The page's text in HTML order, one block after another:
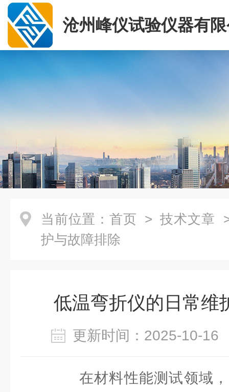
沧州峰仪试验仪器有
当前位置： 首页 > 技术文章
护与故障排除
低温弯折仪的日常维
更新时间：2025-10-
在材料性能测试领域，